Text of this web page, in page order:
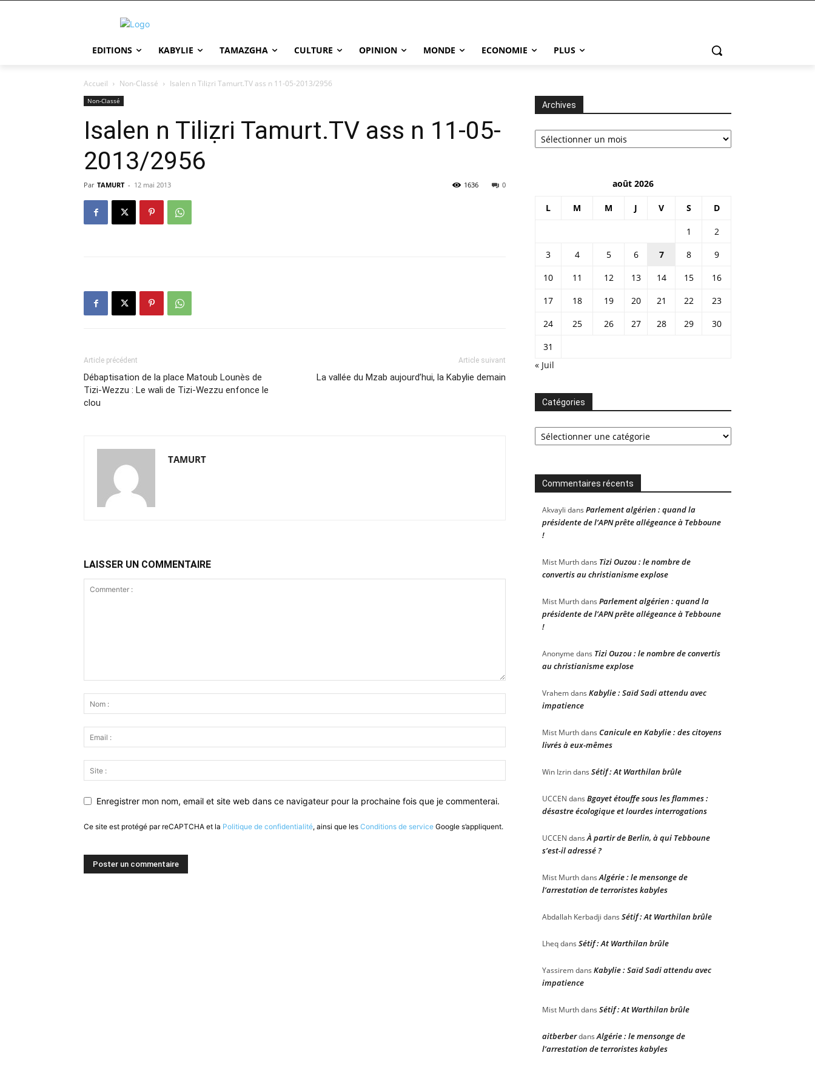
EDITIONS KABYLIE TAMAZGHA CULTURE OPINION MONDE ECONOMIE PLUS
Accueil Non-Classé Isalen n Tiliẓri Tamurt.TV ass n 11-05-2013/2956
Non-Classé
Isalen n Tiliẓri Tamurt.TV ass n 11-05-
2013/2956
Par TAMURT - 12 mai 2013 0
1636
Article précédent
Débaptisation de la place Matoub Lounès de
Tizi-Wezzu : Le wali de Tizi-Wezzu enfonce le
clou
Article suivant
La vallée du Mzab aujourd’hui, la Kabylie demain
TAMURT
LAISSER UN COMMENTAIRE
Enregistrer mon nom, email et site web dans ce navigateur pour la prochaine fois que je commenterai.
Ce site est protégé par reCAPTCHA et la Politique de confidentialité, ainsi que les Conditions de service Google s’appliquent.
Archives
Archives
août 2026
L M M J V S D
1
2
3
4 5 6 7 8
9
10
11 12 13 14 15
16
17
18 19 20 21 22
23
24
25 26 27 28 29
30
31
« Juil
Catégories
Catégories
Commentaires récents
Akvayli dans Parlement algérien : quand la
présidente de l’APN prête allégeance à Tebboune
!
Mist Murthdans Tizi Ouzou : le nombre de
convertis au christianisme explose
Mist Murthdans Parlement algérien : quand la
présidente de l’APN prête allégeance à Tebboune
!
Anonyme dans Tizi Ouzou : le nombre de convertis
au christianisme explose
Vrahemdans Kabylie : Saïd Sadi attendu avec
impatience
Mist Murthdans Canicule en Kabylie : des citoyens
livrés à eux-mêmes
Win Izrindans Sétif : At Warthilan brûle
UCCEN dans Bgayet étouffe sous les flammes :
désastre écologique et lourdes interrogations
UCCEN dansÀ partir de Berlin, à qui Tebboune
s’est-il adressé ?
Mist MurthdansAlgérie : le mensonge de
l’arrestation de terroristes kabyles
Abdallah Kerbadji dans Sétif : At Warthilan brûle
Lheqdans Sétif : At Warthilan brûle
Yassiremdans Kabylie : Saïd Sadi attendu avec
impatience
Mist Murthdans Sétif : At Warthilan brûle
aitberberdansAlgérie : le mensonge de
l’arrestation de terroristes kabyles